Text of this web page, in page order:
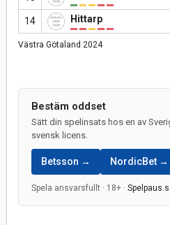
14 Hittarp
Västra Götaland 2024
Bestäm oddset
Sätt din spelinsats hos en av
svensk licens.
Betsson → NordicBet →
Spela ansvarsfullt · 18+ ·